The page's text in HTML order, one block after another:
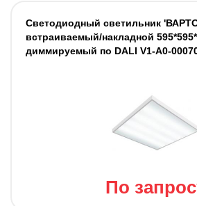
Светодиодный светильник
встраиваемый/накладной
диммируемый по DALI V1-A0-
По